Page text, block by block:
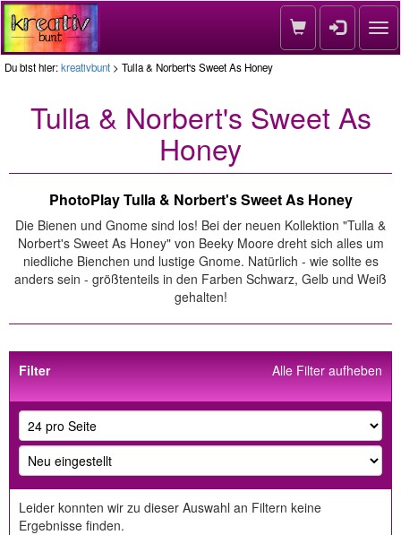
Du bist hier:kreativbunt > Tulla & Norbert's Sweet As Honey
Tulla & Norbert's Sweet As
Honey
PhotoPlay Tulla & Norbert's Sweet As Honey
Die Bienen und Gnome sind los! Bei der neuen Kollektion "Tulla &
Norbert's Sweet As Honey" von Beeky Moore dreht sich alles um
niedliche Bienchen und lustige Gnome. Natürlich - wie sollte es
anders sein - größtenteils in den Farben Schwarz, Gelb und Weiß
gehalten!
Alle Filter aufheben
Filter
Leider konnten wir zu dieser Auswahl an Filtern keine
Ergebnisse finden.